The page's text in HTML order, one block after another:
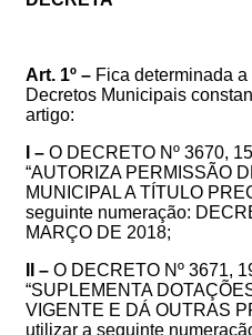
Art. 1º – Fica determinada
Decretos Municipais
artigo:
I – O DECRETO Nº 3670,
“AUTORIZA PERMISSÃO
MUNICIPAL A TÍTULO
seguinte numeração:
MARÇO DE 2018;
II – O DECRETO Nº 3671,
“SUPLEMENTA
VIGENTE E DÁ OUTRAS
utilizar a seguinte